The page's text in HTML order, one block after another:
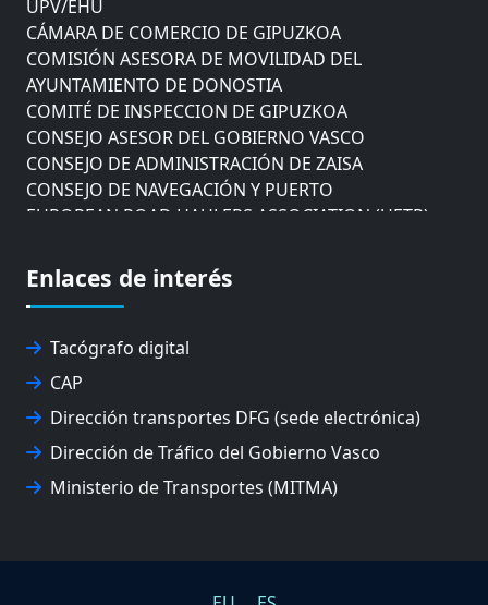
CÁMARA DE COMERCIO DE GIPUZKOA
COMISIÓN ASESORA DE MOVILIDAD DEL
AYUNTAMIENTO DE DONOSTIA
COMITÉ DE INSPECCION DE GIPUZKOA
CONSEJO ASESOR DEL GOBIERNO VASCO
CONSEJO DE ADMINISTRACIÓN DE ZAISA
CONSEJO DE NAVEGACIÓN Y PUERTO
EUROPEAN ROAD HAULERS ASSOCIATION (UETR)
FEVATRANS (FEDERACIÓN VASCA DE TRANSPORTES)
FITRANS
GIZLOGA
JUNTA ARBITRAL DEL TRANSPORTE DE GIPUZKOA
MONDRAGÓN UNIBERTSITATEA
UPV/EHU
Enlaces de interés
Tacógrafo digital
CAP
Dirección transportes DFG (sede electrónica)
Dirección de Tráfico del Gobierno Vasco
Ministerio de Transportes (MITMA)